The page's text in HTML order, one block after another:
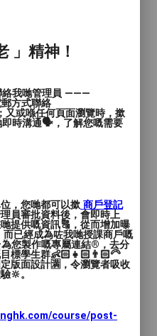
交客戶 。本人從事
機構：香港賽馬
，開電視，有線電
彭博
司。
」精神！
絡我哋管理員 ———
郵方式聯絡
又或喺任何頁面瀏覽時，撳
時溝通🗣️，了解您嘅需要
，您哋都可以撳 商戶登記
員審批資料後，會即時上
提供嘅資訊🔠，從而增加曝
已經成為咗我哋授課商戶嘅
您製作嘅專屬連結®️，去分
標學生群👶🏻👧🏻👨🏻‍🦳
版面設計🈵，令瀏覽者吸收
🔆。
course/post-